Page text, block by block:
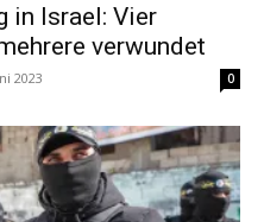
in Israel: Vier
verwundet
2023 0